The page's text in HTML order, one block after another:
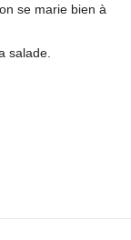
se marie bien à
salade.